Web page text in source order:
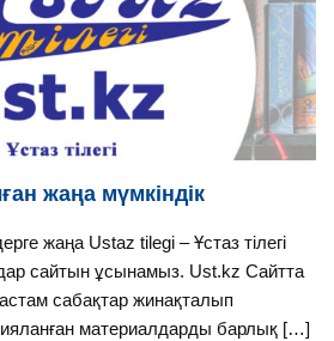
жаңа мүмкіндік
жаңа Ustaz tilegi – Ұстаз тілегі
сайтын ұсынамыз. Ust.kz Сайтта
астам сабақтар жинақталып
материалдарды барлық […]